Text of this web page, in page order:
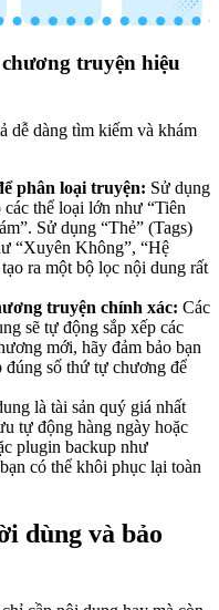
truyện hiệu
dễ dàng tìm kiếm và khám
phân loại truyện: Sử dụng
các thể loại lớn như “Tiên
Sử dụng “Thẻ” (Tags)
“Xuyên Không”, “Hệ
ra một bộ lọc nội dung rất
truyện chính xác: Các
sẽ tự động sắp xếp các
mới, hãy đảm bảo bạn
đúng số thứ tự chương để
là tài sản quý giá nhất
tự động hàng ngày hoặc
plugin backup như
có thể khôi phục lại toàn
dùng và bảo